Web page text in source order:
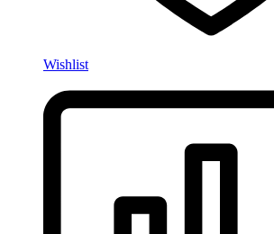
Wishlist